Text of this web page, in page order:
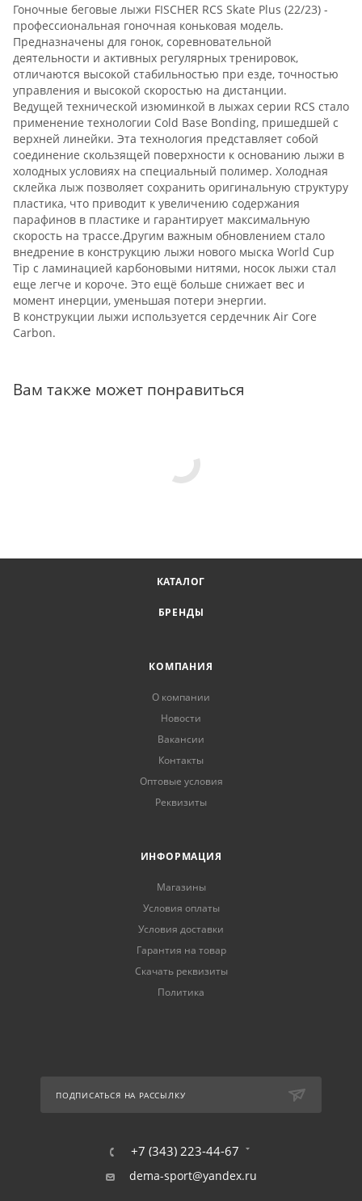
Гоночные беговые лыжи FISCHER RCS Skate Plus (22/23) -
профессиональная гоночная коньковая модель.
Предназначены для гонок, соревновательной
деятельности и активных регулярных тренировок,
отличаются высокой стабильностью при езде, точностью
управления и высокой скоростью на дистанции.
Ведущей технической изюминкой в лыжах серии RCS стало
применение технологии Cold Base Bonding, пришедшей с
верхней линейки. Эта технология представляет собой
соединение скользящей поверхности к основанию лыжи в
холодных условиях на специальный полимер. Холодная
склейка лыж позволяет сохранить оригинальную структуру
пластика, что приводит к увеличению содержания
парафинов в пластике и гарантирует максимальную
скорость на трассе.Другим важным обновлением стало
внедрение в конструкцию лыжи нового мыска World Cup
Tip с ламинацией карбоновыми нитями, носок лыжи стал
еще легче и короче. Это ещё больше снижает вес и
момент инерции, уменьшая потери энергии.
В конструкции лыжи используется сердечник Air Core
Carbon.
Вам также может понравиться
КАТАЛОГ
БРЕНДЫ
КОМПАНИЯ
О компании
Новости
Вакансии
Контакты
Оптовые условия
Реквизиты
ИНФОРМАЦИЯ
Магазины
Условия оплаты
Условия доставки
Гарантия на товар
Скачать реквизиты
Политика
ПОДПИСАТЬСЯ НА РАССЫЛКУ
+7 (343) 223-44-67
dema-sport@yandex.ru